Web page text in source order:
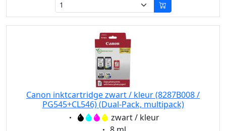
Canon inktcartridge zwart / kleur (8287B008 /
PG545+CL546) (Dual-Pack, multipack)
Eigenschaft:zwart / kleur